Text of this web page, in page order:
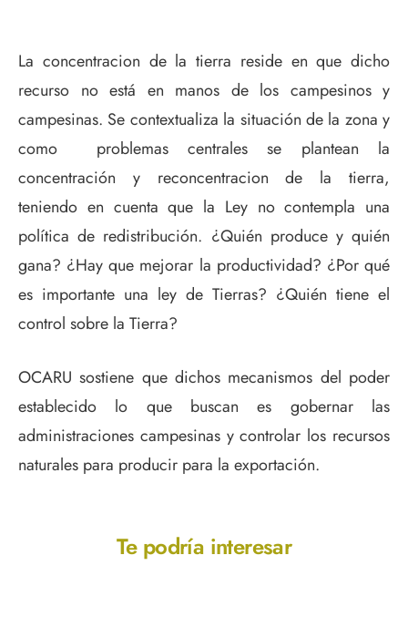
La concentracion de la tierra reside en que dicho
recurso no está en manos de los campesinos y
campesinas. Se contextualiza la situación de la zona y
como problemas centrales se plantean la
concentración y reconcentracion de la tierra,
teniendo en cuenta que la Ley no contempla una
política de redistribución. ¿Quién produce y quién
gana? ¿Hay que mejorar la productividad? ¿Por qué
es importante una ley de Tierras? ¿Quién tiene el
control sobre la Tierra?
OCARU sostiene que dichos mecanismos del poder
establecido lo que buscan es gobernar las
administraciones campesinas y controlar los recursos
naturales para producir para la exportación.
Te podría interesar